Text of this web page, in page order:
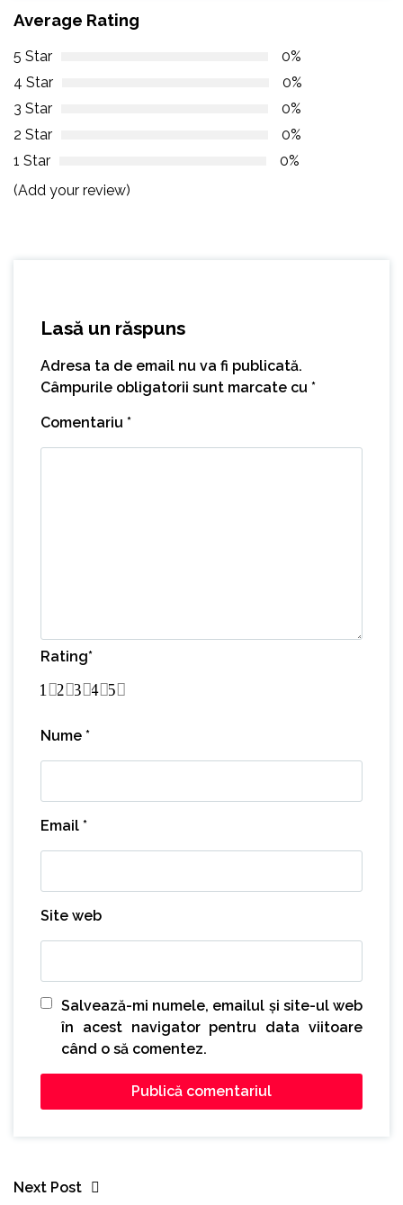
Average Rating
5 Star
0%
4 Star
0%
3 Star
0%
2 Star
0%
1 Star
0%
(Add your review)
Lasă un răspuns
Adresa ta de email nu va fi publicată.
Câmpurile obligatorii sunt marcate cu *
Comentariu *
Rating*
5
4
3
2
1
Nume *
Email *
Site web
Salvează-mi numele, emailul și site-ul web
în acest navigator pentru data viitoare
când o să comentez.
Next Post